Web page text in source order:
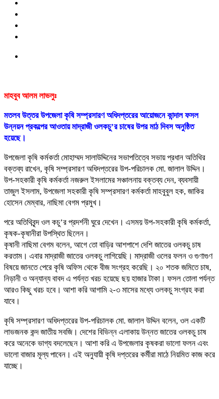
মাহবুব আলম লাভলুঃ
মতলব উত্তর উপজেলা কৃষি সম্প্রসারণ অধিদপ্তরের আয়োজনে কান্দাল ফসল
উন্নয়ন প্রকল্পের আওতায় মাদ্রাজী ওলকচু’র চাষের উপর মাঠ দিবস অনুষ্ঠিত
হয়েছে।
উপজেলা কৃষি কর্মকর্তা মোহাম্মদ সালাউদ্দিনের সভাপতিত্বে সভায় প্রধান অতিথির
বক্তব্য রাখেন, কৃষি সম্প্রসারণ অধিদপ্তরের উপ-পরিচালক মো. জালাল উদ্দিন।
উপ-সহকারী কৃষি কর্মকর্তা নজরুল ইসলামের সঞ্চালনায় বক্তব্য দেন, ব্যবসায়ী
তাজুল ইসলাম, উপজেলা সহকারী কৃষি সম্প্রসারণ কর্মকর্তা মাহবুবুল হক, জাকির
হোসেন মেম্বার, নাছিমা বেগম প্রমুখ।
পরে অতিথিবৃন্দ ওল কচু’র প্রদর্শনী ঘুরে দেখেন। এসময় উপ-সহকারী কৃষি কর্মকর্তা,
কৃষক-কৃষানীরা উপস্থিত ছিলেন।
কৃষানী নাছিমা বেগম বলেন, আগে তো বাড়ির আশপাশে দেশি জাতের ওলকচু চাষ
করতাম। এবার মাদ্রাজী জাতের ওলকচু লাগিয়েছি। মাদ্রাজী ওলের ফলন ও গুণাগুণ
বিষয়ে জানতে পেরে কৃষি অফিস থেকে বীজ সংগ্রহ করেছি। ২০ শতক জমিতে চাষ,
নিড়ানী ও অন্যান্য বাবদ এ পর্যন্ত খরচ হয়েছে ছয় হাজার টাকা। ফসল তোলা পর্যন্ত
আরও কিছু খরচ হবে। আশা করি আগামি ২-৩ মাসের মধ্যে ওলকচু সংগ্রহ করা
যাবে।
কৃষি সম্প্রসারণ অধিদপ্তরের উপ-পরিচালক মো. জালাল উদ্দিন বলেন, ওল একটি
লাভজনক কন্দ জাতীয় সবজি। দেশের বিভিন্ন এলাকায় উন্নত জাতের ওলকচু চাষ
করে অনেকে ভাগ্য বদলেছেন। আশা করি এ উপজেলার কৃষকরা ভালো ফলন এবং
ভালো বাজার মূল্য পাবেন। এই অনুযায়ী কৃষি দপ্তরের কর্মীরা মাঠে নিয়মিত কাজ করে
যাচ্ছে।